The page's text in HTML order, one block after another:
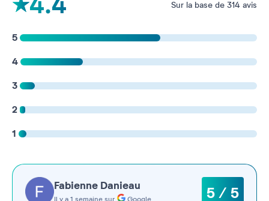
Sur la base de 314 avis
5
4
3
2
1
Fabienne Danieau
Il y a 1 semaine sur Google 5 / 5